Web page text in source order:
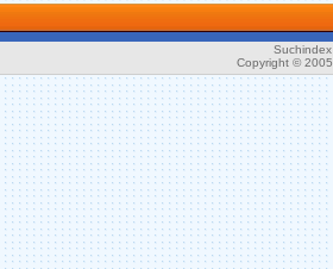
Copyright ©